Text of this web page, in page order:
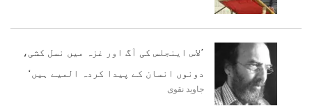
’لاس اینجلس کی آگ اور غزہ میں نسل کشی،
دونوں انسان کے پیدا کردہ المیے ہیں‘
جاوید نقوی